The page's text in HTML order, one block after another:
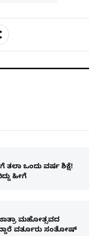
ತಲಾ ಒಂದು ವರ್ಷ ಶಿಕ್ಷೆ!
ಹೀಗೆ
ಮಹೋತ್ಸವದ
ವರ್ತೂರು ಸಂತೋಷ್​